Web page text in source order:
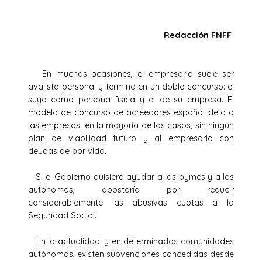
Redacción FNFF
En muchas ocasiones, el empresario suele ser
avalista personal y termina en un doble concurso: el
suyo como persona física y el de su empresa. El
modelo de concurso de acreedores español deja a
las empresas, en la mayoría de los casos, sin ningún
plan de viabilidad futuro y al empresario con
deudas de por vida.
Si el Gobierno quisiera ayudar a las pymes y a los
autónomos, apostaría por reducir
considerablemente las abusivas cuotas a la
Seguridad Social.
En la actualidad, y en determinadas comunidades
autónomas, existen subvenciones concedidas desde